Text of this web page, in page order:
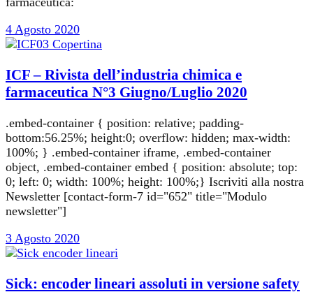
4 Agosto 2020
ICF – Rivista dell’industria chimica e
farmaceutica N°3 Giugno/Luglio 2020
.embed-container { position: relative; padding-
bottom:56.25%; height:0; overflow: hidden; max-width:
100%; } .embed-container iframe, .embed-container
object, .embed-container embed { position: absolute; top:
0; left: 0; width: 100%; height: 100%;} Iscriviti alla nostra
Newsletter [contact-form-7 id="652" title="Modulo
newsletter"]
3 Agosto 2020
Sick: encoder lineari assoluti in versione safety